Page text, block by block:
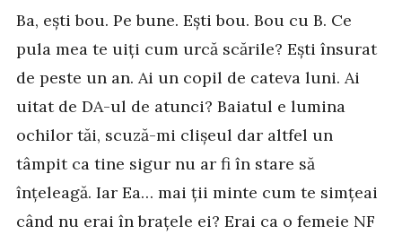
Ba, ești bou. Pe bune. Ești bou. Bou cu B. Ce
pula mea te uiți cum urcă scările? Ești însurat
de peste un an. Ai un copil de cateva luni. Ai
uitat de DA-ul de atunci? Baiatul e lumina
ochilor tăi, scuză-mi clișeul dar altfel un
tâmpit ca tine sigur nu ar fi în stare să
înțeleagă. Iar Ea… mai ții minte cum te simțeai
când nu erai în brațele ei? Erai ca o femeie NF